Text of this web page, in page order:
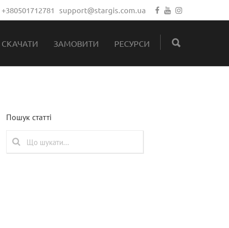
+380501712781 support@stargis.com.ua
СКАЧАТИ ЗАМОВИТИ РЕСУРСИ
Пошук статті